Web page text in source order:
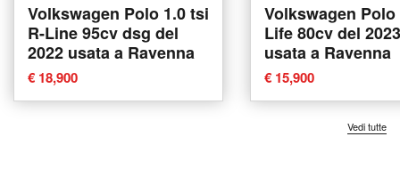
Volkswagen Polo 1.0 tsi
R-Line 95cv dsg del
2022 usata a Ravenna
€ 18,900
Volkswagen Polo
Life 80cv del 2023
usata a Ravenna
€ 15,900
Vedi tutte